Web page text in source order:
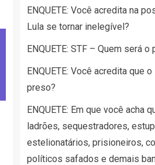
ENQUETE: Você acredita na
Lula se tornar inelegível?
ENQUETE: STF – Quem será o
ENQUETE: Você acredita que
preso?
ENQUETE: Em que você acha
ladrões, sequestradores,
estelionatários, prisioneiros,
políticos safados e demais